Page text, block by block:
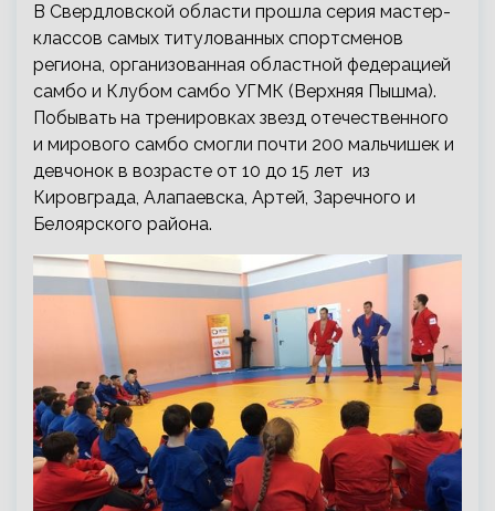
В Свердловской области прошла серия мастер-
классов самых титулованных спортсменов
региона, организованная областной федерацией
самбо и Клубом самбо УГМК (Верхняя Пышма).
Побывать на тренировках звезд отечественного
и мирового самбо смогли почти 200 мальчишек и
девчонок в возрасте от 10 до 15 лет из
Кировграда, Алапаевска, Артей, Заречного и
Белоярского района.